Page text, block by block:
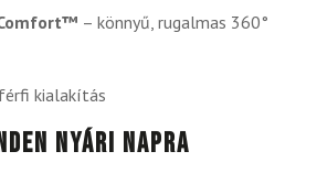
– könnyű, rugalmas 360°
kialakítás
nyári napra